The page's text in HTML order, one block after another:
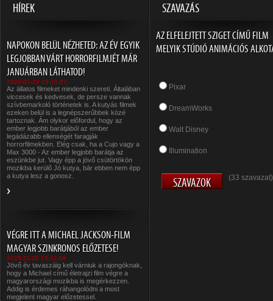
HÍREK SZAVAZÁS
NAPOKON BELÜL NÉZHETED: AZ ÉV EGYIK
LEGJOBBAN VÁRT HORRORFILMJÉT MÁR
JANUÁRBAN LÁTHATOD!
2026-01-20 12:45:27
Az állatos filmeket mindenki szereti. Általában
viccesek és kedvesek, de persze vannak
szívbemarkoló történetek is. A kutyás filmek
ezeken belül is a legnépszerűbbek közé
tartoznak. Ám olykor előfordul, hogy az
ember legjobb barátjából az ember
legádázabb ellenségét faragják
horrorfilmekben. Elég csak, ha a Cujo vagy a
Max 3000 - Az ember legjobb barátja az
eszünkbe jut. Vagy épp a jövő csütörtökön
mozikba kerülő Jó kutya, bár ebben nem épp
a kutya lesz a gonosz.
VÉGRE ITT A MICHAEL JACKSON-FILM
MAGYAR SZINKRONOS ELŐZETESE!
2025-11-26 15:32:58
Jövő év tavaszáig kell várniuk a rajongóknak,
hogy a Michael című életrajzi film végre a
magyarországi mozikba is megérkezzen.
Addig is érdemes ráhangolódni a most
megjelent magyar előzetessel.
AZ ELFELEJTETT SZIGET CÍMŰ FILM
MELYIK STÚDIÓ ANIMÁCIÓS
Pixar
DreamWorks
Walt Disney
Illumination
(33 szavazat)